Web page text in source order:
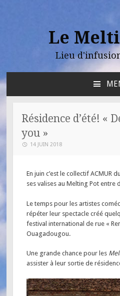
Le
Lieu
Résidence d’été! «
you »
14 JUIN 2018
En juin c’est le collectif ACMUR
ses valises au Melting Pot entre
Le temps pour les artistes
répéter leur spectacle créé
festival international de rue «
Ouagadougou.
Une grande chance pour les
assister à leur sortie de